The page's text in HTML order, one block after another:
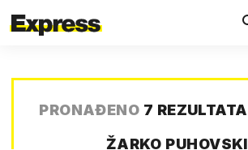
PRONAĐENO 7 REZULTATA
ŽARKO PUHOVSKI